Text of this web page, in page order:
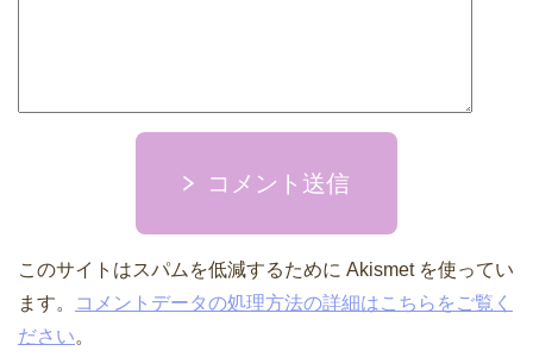
コメント送信
このサイトはスパムを低減するために Akismet を使ってい
ます。
コメントデータの処理方法の詳細はこちらをご覧く
ださい。